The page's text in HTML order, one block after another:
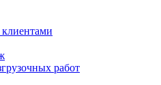
клиентами
работ